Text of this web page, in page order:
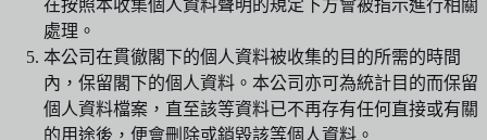
在按照本收集個人資料聲明的規定下方會被指示進行相關
處理。
本公司在貫徹閣下的個人資料被收集的目的所需的時間
內，保留閣下的個人資料。本公司亦可為統計目的而保留
個人資料檔案，直至該等資料已不再存有任何直接或有關
的用途後，便會刪除或銷毀該等個人資料。